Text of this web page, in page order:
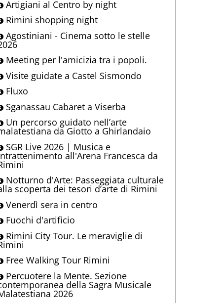
Artigiani al Centro by night
Rimini shopping night
Agostiniani - Cinema sotto le stelle
Meeting per l'amicizia tra i popoli.
Visite guidate a Castel Sismondo
Fluxo
Sganassau Cabaret a Viserba
Un percorso guidato nell’arte
da Giotto a Ghirlandaio
SGR Live 2026 | Musica e
all'Arena Francesca da
Notturno d'Arte: Passeggiata culturale
scoperta dei tesori d’arte di Rimini
Venerdì sera in centro
Fuochi d'artificio
Rimini City Tour. Le meraviglie di
Free Walking Tour Rimini
Percuotere la Mente. Sezione
della Sagra Musicale
2026